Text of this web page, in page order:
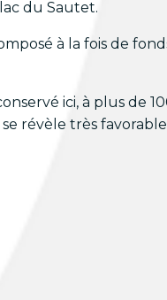
du Sautet.
à la fois de
ici, à plus de
révèle très